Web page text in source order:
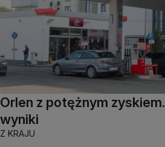
Orlen z potężnym
wyniki
Z KRAJU